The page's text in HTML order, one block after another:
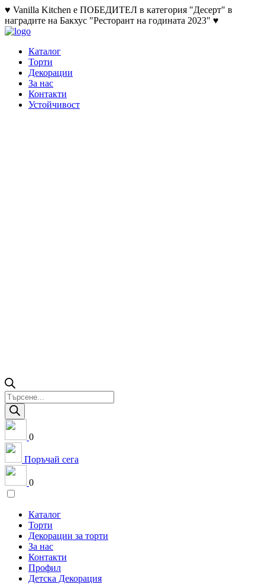
♥ Vanilla Kitchen е ПОБЕДИТЕЛ в категория "Десерт" в
наградите на Бакхус "Ресторант на годината 2023" ♥
Каталог
Торти
Декорации
За нас
Контакти
Устойчивост
Products
search
0
Поръчай сега
0
Каталог
Торти
Декорации за торти
За нас
Контакти
Профил
Детска Декорация